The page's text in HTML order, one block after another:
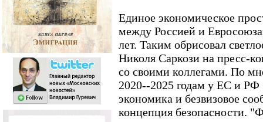
Единое экономическое
между Россией и
лет. Таким обрисовал
Николя Саркози на пресс-
со своими коллегами. По
2020--2025 годам у ЕС и РФ
экономика и безвизовое
концепция безопасности.